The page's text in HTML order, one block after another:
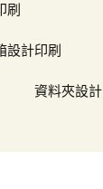
刷
設計印刷
資料夾設計